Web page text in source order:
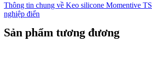
Thông tin chung về Keo silicone Momentive
nghiệp điển
Sản phẩm tương đương